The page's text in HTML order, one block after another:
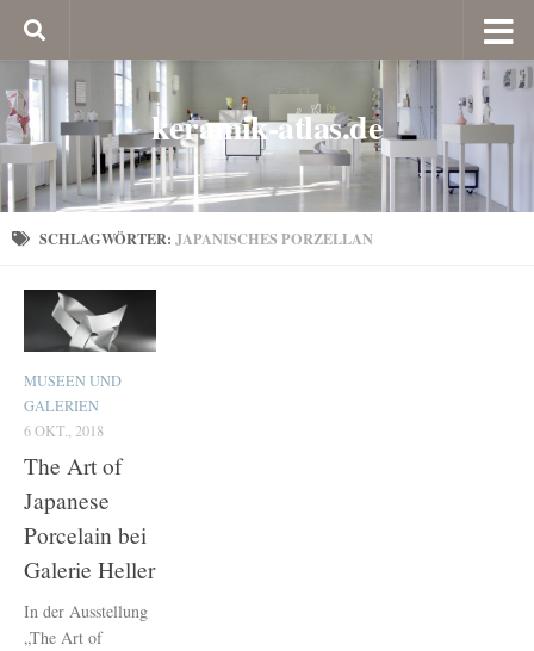
keramik-atlas.de
SCHLAGWÖRTER: JAPANISCHES PORZELLAN
MUSEEN UND
GALERIEN
6 OKT., 2018
The Art of
Japanese
Porcelain bei
Galerie Heller
In der Ausstellung
„The Art of